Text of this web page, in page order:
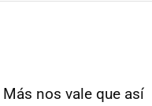
Más nos vale que así